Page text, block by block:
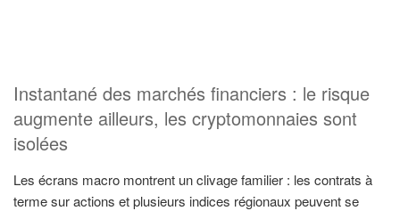
Instantané des marchés financiers : le risque
augmente ailleurs, les cryptomonnaies sont
isolées
Les écrans macro montrent un clivage familier : les contrats à
terme sur actions et plusieurs indices régionaux peuvent se